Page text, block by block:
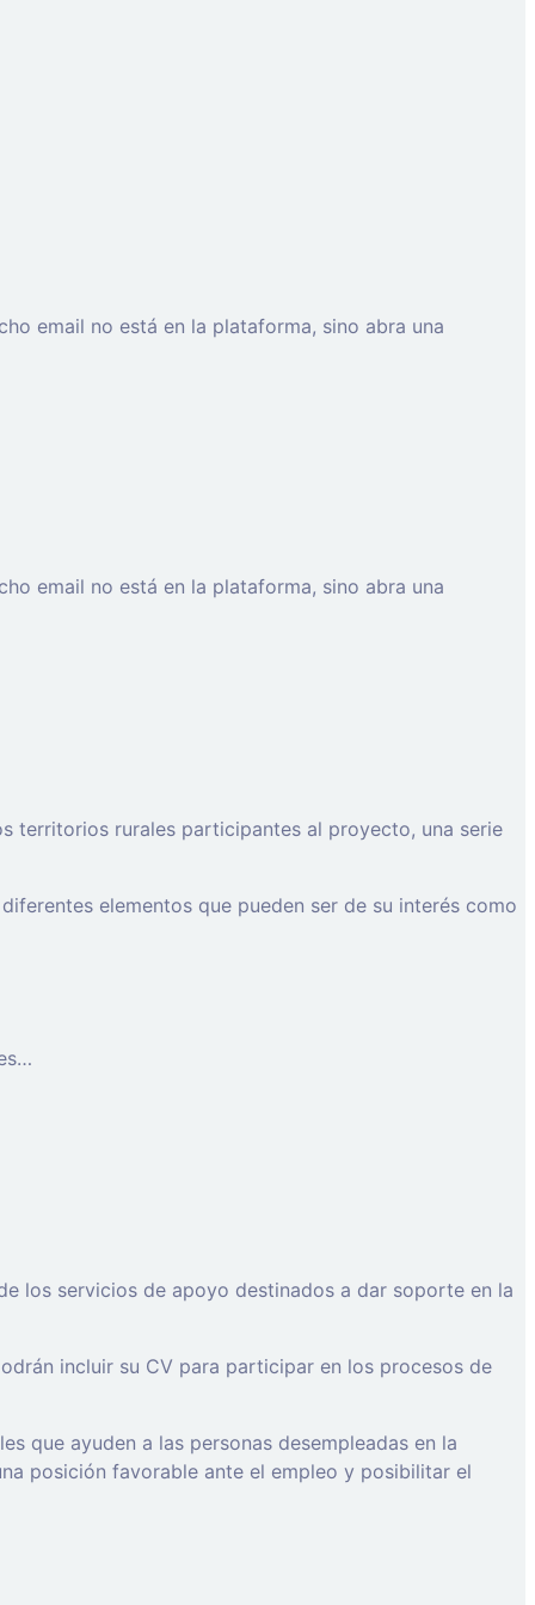
email no está en la plataforma, sino abra una
email no está en la plataforma, sino abra una
territorios rurales participantes al proyecto, una serie
elementos que pueden ser de su interés como
los servicios de apoyo destinados a dar soporte en la
incluir su CV para participar en los procesos de
que ayuden a las personas desempleadas en la
posición favorable ante el empleo y posibilitar el